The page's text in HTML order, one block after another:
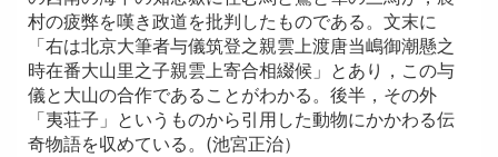
村の疲弊を嘆き政道を批判したものである。文末に
「右は北京大筆者与儀筑登之親雲上渡唐当嶋御潮懸之
時在番大山里之子親雲上寄合相綴候」とあり，この与
儀と大山の合作であることがわかる。後半，その外
「夷荘子」というものから引用した動物にかかわる伝
奇物語を収めている。(池宮正治）